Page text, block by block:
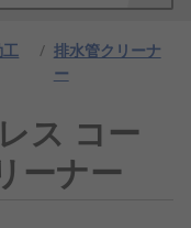
工
/ 排水管クリーナ
ー
ス コー
ーナー